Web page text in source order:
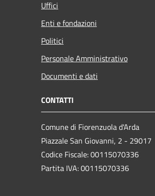
Uffici
Enti e fondazioni
Politici
Personale Amministrativo
Documenti e dati
CONTATTI
Comune di Fiorenzuola d'Arda
Piazzale San Giovanni, 2 - 29017
Codice Fiscale: 00115070336
Partita IVA: 00115070336